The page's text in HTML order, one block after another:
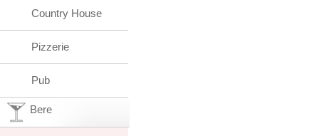
Country House
Pizzerie
Pub
Bere